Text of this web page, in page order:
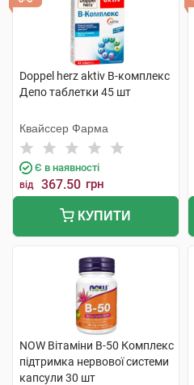
Doppel herz aktiv В-комплекс
Депо таблетки 45 шт
Квайссер Фарма
Є в наявності
від 367.50 грн
КУПИТИ
NOW Вітаміни В-50 Комплекс
підтримка нервової системи
капсули 30 шт